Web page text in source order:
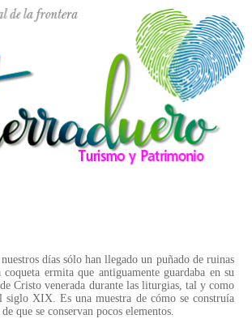
días sólo han llegado un puñado de ruinas
ermita que antiguamente guardaba en su
Cristo venerada durante las liturgias, tal y como
siglo XIX. Es una muestra de cómo se construía
que se conservan pocos elementos.